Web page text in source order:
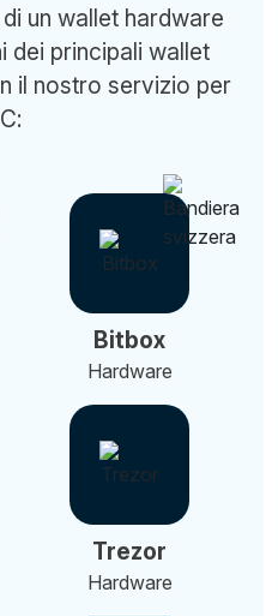
un wallet hardware
dei principali wallet
il nostro servizio per
Bitbox
Hardware
Trezor
Hardware